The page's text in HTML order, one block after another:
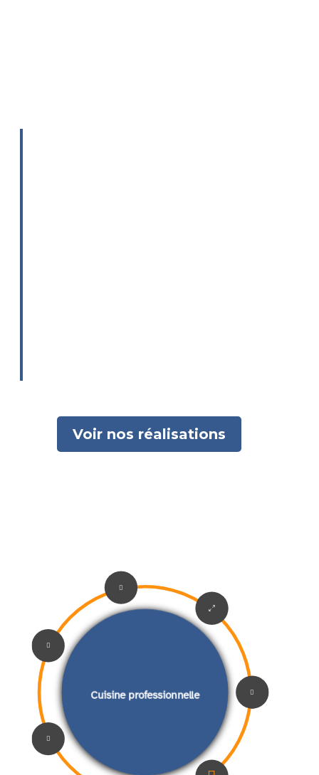
Voir nos réalisations



0

Cuisine professionnelle